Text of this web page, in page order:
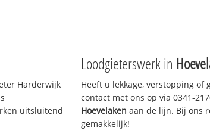
Harderwijk
uitsluitend
Loodgieterswerk in
Heeft u lekkage, verstopping of
contact met ons op via 0341-
Hoevelaken aan de lijn. Bij ons
gemakkelijk!